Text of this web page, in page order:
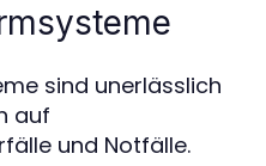
sind unerlässlich
auf
und Notfälle.